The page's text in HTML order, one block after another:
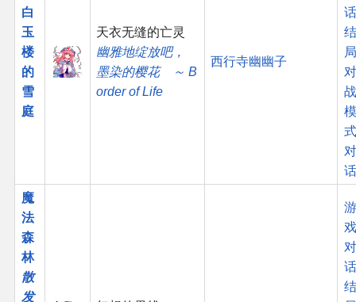
白
玉
楼
的
雪
庭
天衣无缝的亡灵
幽雅地绽放吧，
墨染的樱花 ～ B
order of Life
西行寺幽幽子
结
局
对
战
模
式
对
话
魔
法
森
林
散
发
游
戏
对
结